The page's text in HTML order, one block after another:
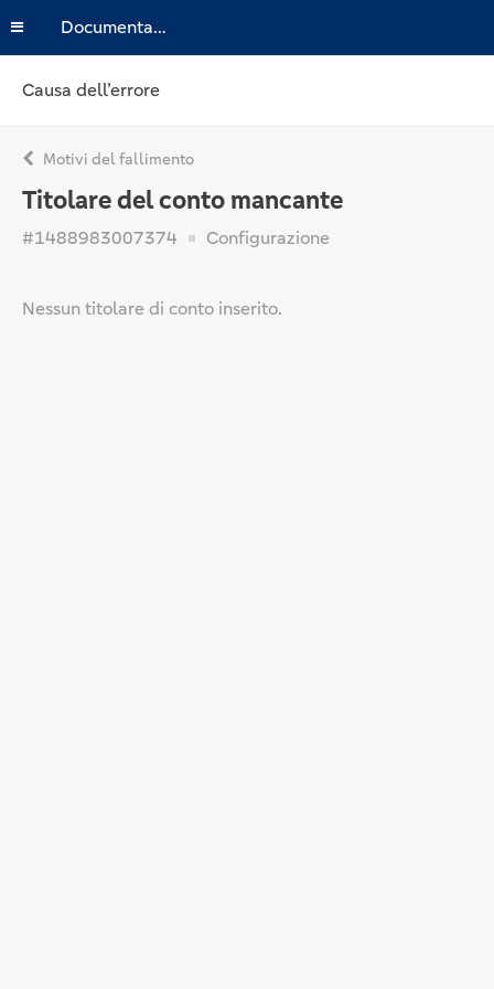
Documentazione
Causa dell’errore
Motivi del fallimento
Titolare del conto mancante
#1488983007374 Configurazione
Nessun titolare di conto inserito.